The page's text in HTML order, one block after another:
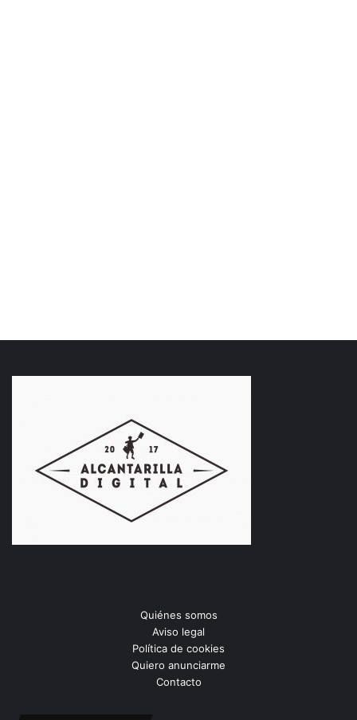
Quiénes somos
Aviso legal
Política de cookies
Quiero anunciarme
Contacto